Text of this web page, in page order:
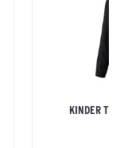
KINDER